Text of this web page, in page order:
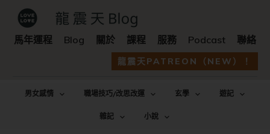
馬年運程 Blog 關於 課程 服務 Podcast 聯絡
龍震天PATREON（NEW）！
男女感情 職場技巧/改思改運 玄學
遊記
雜記
小說